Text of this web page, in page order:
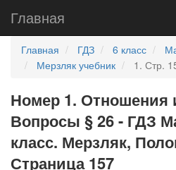
Главная
Главная ГДЗ 6 класс
Мерзляк учебник
1. Стр.
Номер 1. Отношения
Вопросы § 26 - ГДЗ
класс. Мерзляк,
Страница 157